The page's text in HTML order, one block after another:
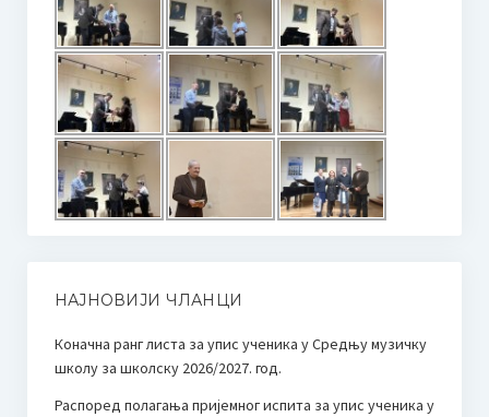
НАЈНОВИЈИ ЧЛАНЦИ
Коначна ранг листа за упис ученика у Средњу музичку
школу за школску 2026/2027. год.
Распоред полагања пријемног испита за упис ученика у